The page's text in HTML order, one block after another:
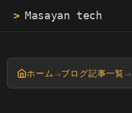
> M
ホーム→ブログ記事一覧→